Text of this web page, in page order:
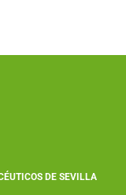
DE SEVILLA